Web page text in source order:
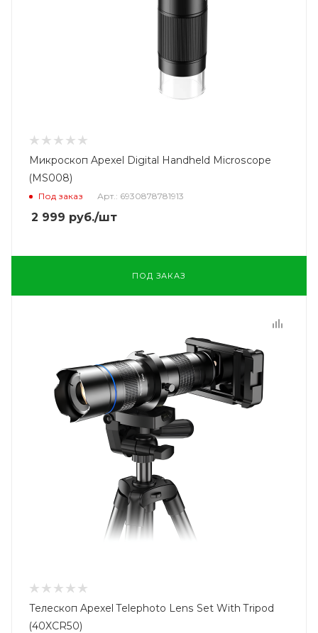
Микроскоп Apexel Digital Handheld Microscope
(MS008)
Под заказ Арт.: 6930878781913
2 999 руб./шт
ПОД ЗАКАЗ
Телескоп Apexel Telephoto Lens Set With Tripod
(40XCR50)